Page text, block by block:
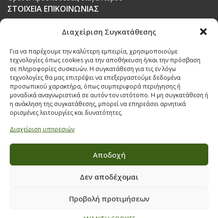
Διαχείριση Συγκατάθεσης
Για να παρέχουμε την καλύτερη εμπειρία, χρησιμοποιούμε
τεχνολογίες όπως cookies για την αποθήκευση ή/και την πρόσβαση
σε πληροφορίες συσκευών. Η συγκατάθεση για τις εν λόγω
τεχνολογίες θα μας επιτρέψει να επεξεργαστούμε δεδομένα
προσωπικού χαρακτήρα, όπως συμπεριφορά περιήγησης ή
μοναδικά αναγνωριστικά σε αυτόν τον ιστότοπο. Η μη συγκατάθεση ή
η ανάκληση της συγκατάθεσης, μπορεί να επηρεάσει αρνητικά
ορισμένες λειτουργίες και δυνατότητες.
Διαχείριση υπηρεσιών
Αποδοχή
Δεν αποδέχομαι
Προβολή προτιμήσεων
ΣΤΟΙΧΕΙΑ ΕΠΙΚΟΙΝΩΝΙΑΣ
Παπαναστασίου 209,
Τηλ:231 030 9709,231 035 1630
Email:info@ecobuildings.gr
Email:eshop@ecobuildings.gr
ΟΡΟΙ ΧΡΗΣΗΣ
ΠΟΛΙΤΙΚΗ ΑΠΟΡΡΗΤΟΥ
ΒΡΕΙΤΕ ΜΑΣ ΣΤΟ ΧΑΡΤΗ